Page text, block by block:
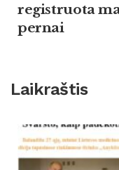
registruota
pernai
Laikraštis